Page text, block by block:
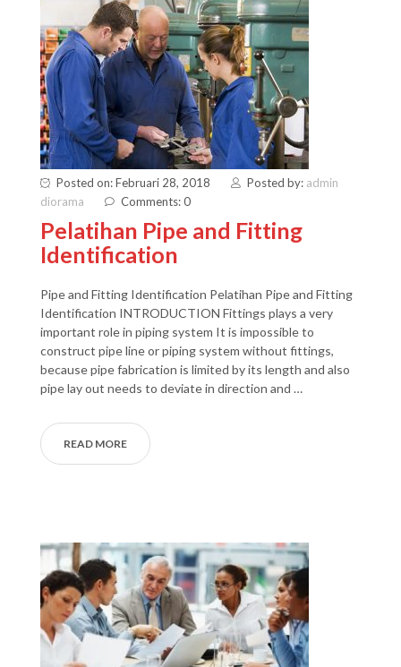
Posted on: Februari 28, 2018 Posted by: admin
diorama
Comments: 0
Pelatihan Pipe and Fitting
Identification
Pipe and Fitting Identification Pelatihan Pipe and Fitting
Identification INTRODUCTION Fittings plays a very
important role in piping system It is impossible to
construct pipe line or piping system without fittings,
because pipe fabrication is limited by its length and also
pipe lay out needs to deviate in direction and …
READ MORE